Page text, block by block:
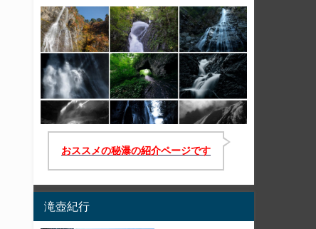
おススメの秘瀑の紹介ページです
滝壺紀行